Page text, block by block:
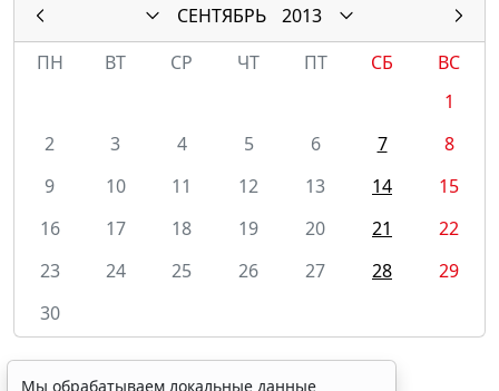
СЕНТЯБРЬ
2013
ПН
ВТ СР ЧТ ПТ СБ
ВС
1
2
3 4 5 6 7
8
9
10 11 12 13 14
15
16
17 18 19 20 21
22
23
24 25 26 27 28
29
30
Мы обрабатываем локальные данные